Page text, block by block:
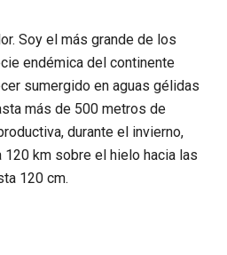
Soy el más grande de los
endémica del continente
sumergido en aguas gélidas
más de 500 metros de
durante el invierno,
120 km sobre el hielo hacia las
120 cm.